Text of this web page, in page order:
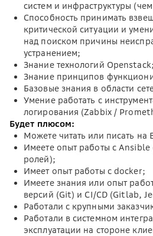
систем и инфраструктуры
Способность принимать
критической ситуации и
над поиском причины
устранением;
Знание технологий Openstack;
Знание принципов
Базовые знания в области
Умение работать с
логирования (Zabbix /
Будет плюсом:
Можете читать или писать на
Имеете опыт работы с
ролей);
Имеет опыт работы с docker;
Имеете знания или опыт
версий (Git) и CI/CD (Gitlab,
Работали с крупными
Работали в системном
эксплуатации на стороне